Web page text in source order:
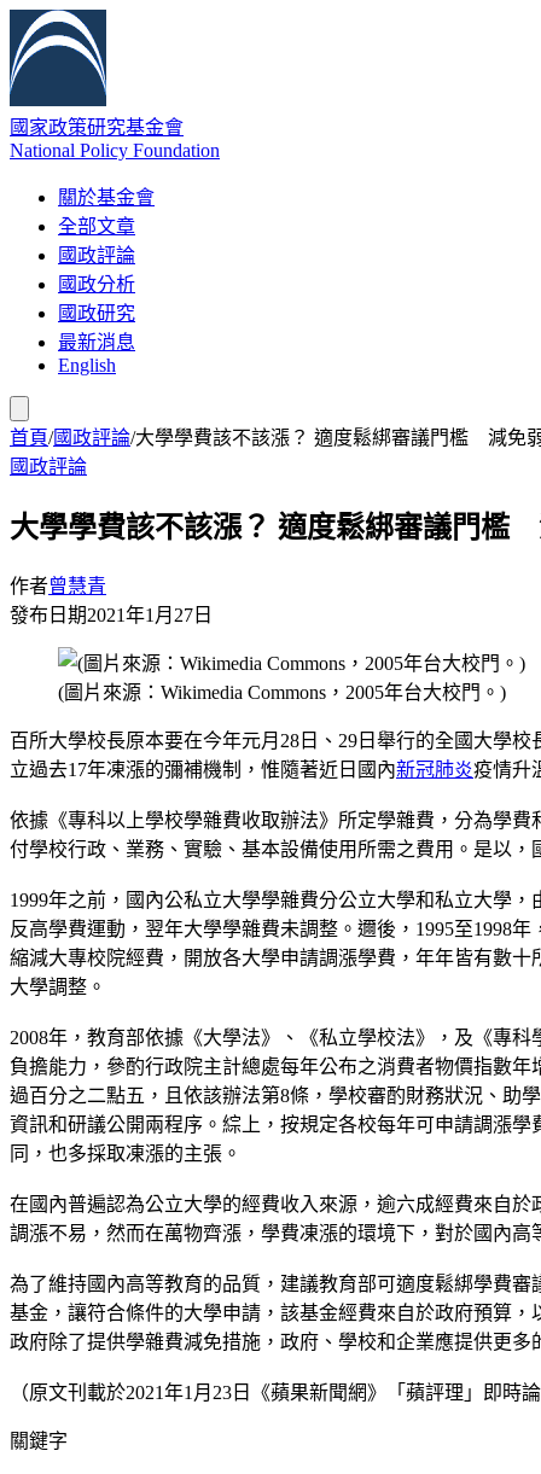
國家政策研究基金會
National Policy Foundation
關於基金會
全部文章
國政評論
國政分析
國政研究
最新消息
English
首頁/國政評論/大學學費該不該漲？ 適度鬆綁審議門檻 減免
國政評論
大學學費該不該漲？ 適度鬆綁審議門檻
作者曾慧青
發布日期2021年1月27日
(圖片來源：Wikimedia Commons，2005年台大校門。)
百所大學校長原本要在今年元月28日、29日舉行的全國大學
立過去17年凍漲的彌補機制，惟隨著近日國內新冠肺炎疫情升
依據《專科以上學校學雜費收取辦法》所定學雜費，分為學
付學校行政、業務、實驗、基本設備使用所需之費用。是以
1999年之前，國內公私立大學學雜費分公立大學和私立大學
反高學費運動，翌年大學學雜費未調整。邇後，1995至1998
縮減大專校院經費，開放各大學申請調漲學費，年年皆有數
大學調整。
2008年，教育部依據《大學法》、《私立學校法》，及《專
負擔能力，參酌行政院主計總處每年公布之消費者物價指數
過百分之二點五，且依該辦法第8條，學校審酌財務狀況、助
資訊和研議公開兩程序。綜上，按規定各校每年可申請調漲
同，也多採取凍漲的主張。
在國內普遍認為公立大學的經費收入來源，逾六成經費來自
調漲不易，然而在萬物齊漲，學費凍漲的環境下，對於國內高
為了維持國內高等教育的品質，建議教育部可適度鬆綁學費
基金，讓符合條件的大學申請，該基金經費來自於政府預算
政府除了提供學雜費減免措施，政府、學校和企業應提供更
（原文刊載於2021年1月23日《蘋果新聞網》「蘋評理」即時
關鍵字